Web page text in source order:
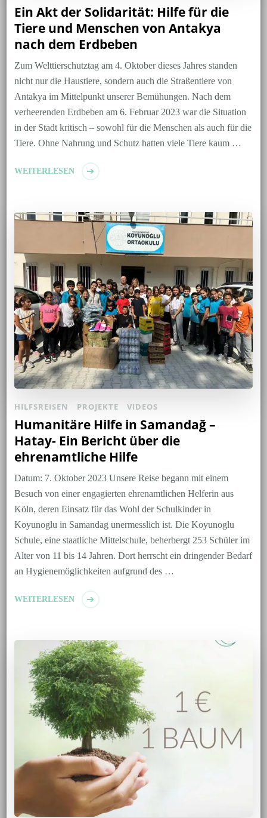
Ein Akt der Solidarität: Hilfe für die
Tiere und Menschen von Antakya
nach dem Erdbeben
Zum Welttierschutztag am 4. Oktober dieses Jahres standen
nicht nur die Haustiere, sondern auch die Straßentiere von
Antakya im Mittelpunkt unserer Bemühungen. Nach dem
verheerenden Erdbeben am 6. Februar 2023 war die Situation
in der Stadt kritisch – sowohl für die Menschen als auch für die
Tiere. Ohne Nahrung und Schutz hatten viele Tiere kaum …
WEITERLESEN
HILFSREISEN PROJEKTE VIDEOS
Humanitäre Hilfe in Samandağ –
Hatay- Ein Bericht über die
ehrenamtliche Hilfe
Datum: 7. Oktober 2023 Unsere Reise begann mit einem
Besuch von einer engagierten ehrenamtlichen Helferin aus
Köln, deren Einsatz für das Wohl der Schulkinder in
Koyunoglu in Samandag unermesslich ist. Die Koyunoglu
Schule, eine staatliche Mittelschule, beherbergt 253 Schüler im
Alter von 11 bis 14 Jahren. Dort herrscht ein dringender Bedarf
an Hygienemöglichkeiten aufgrund des …
WEITERLESEN